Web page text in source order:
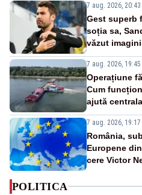
7 aug. 2026, 20:43
Gest superb
soția sa,
văzut
7 aug. 2026, 19:45
Operațiune
Cum
ajută
7 aug. 2026, 19:17
România,
Europene
cere Victor
POLITICA